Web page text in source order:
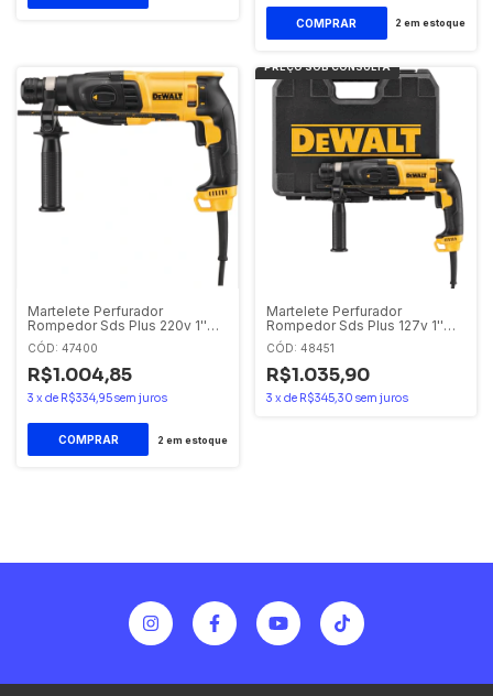
2 em estoque
Martelete Perfurador
Rompedor Sds Plus 220v 1''
(26 Mm) Dewalt
CÓD: 47400
R$1.004,85
3 x de R$334,95sem juros
2 em estoque
Martelete Perfurador
Rompedor Sds Plus 127v 1''
(26 Mm) Dewalt
CÓD: 48451
R$1.035,90
3 x de R$345,30 sem juros